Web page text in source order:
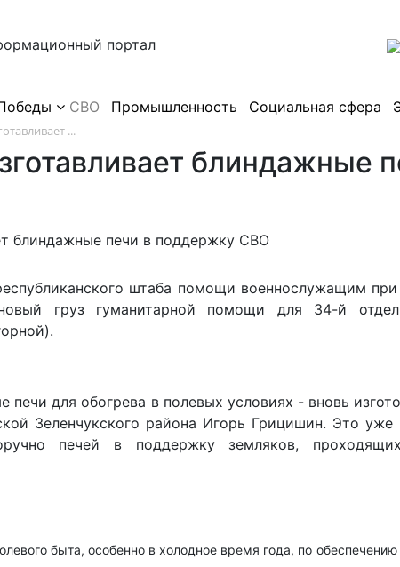
портал
СВО Промышленность Социальная сфера
...
блиндажные
штаба помощи военнослужащим
груз гуманитарной помощи для 34-й
печи для обогрева в полевых условиях - вновь
Зеленчукского района Игорь Грицишин. Это уже
печей в поддержку земляков,
быта, особенно в холодное время года, по обеспечению